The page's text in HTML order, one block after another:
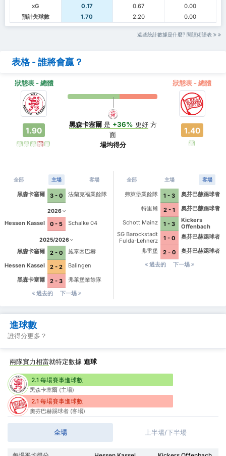
xG
0.17 0.67
0.00
預計失球數
1.70 2.20 0.00
這些統計數據是什麼? 閱讀術語表
表格 - 誰將會贏？
狀態表 - 總體 狀態表 - 總體
1.90
贏 贏 贏 輸 贏
黑森卡塞爾是 +36% 更好方
面
場均得分
1.40
贏
全部 主場 客場
黑森卡塞爾 3 - 0 法蘭克福業餘隊
2026
Hessen Kassel 0 - 5 Schalke 04
2025/2026
黑森卡塞爾 2 - 0
施泰因巴赫
Hessen Kassel
2 - 2
Balingen
黑森卡塞爾
2 - 3
弗萊堡業餘隊
過去的
下一埸
全部 主場 客場
弗萊堡業餘隊 1 - 3
奧芬巴赫踢球者
特里爾
2 - 1
奧芬巴赫踢球者
Schott Mainz
1 - 3
Kickers
Offenbach
SG Barockstadt
Fulda-Lehnerz
1 - 0
奧芬巴赫踢球者
弗雷堡
2 - 0
奧芬巴赫踢球者
過去的
下一埸
進球數
誰得分更多？
兩隊實力相當就特定數據 進球
2.1 每場賽事進球數
黑森卡塞爾 (主場)
2.1 每場賽事進球數
奧芬巴赫踢球者 (客場)
全場 上半場/下半場